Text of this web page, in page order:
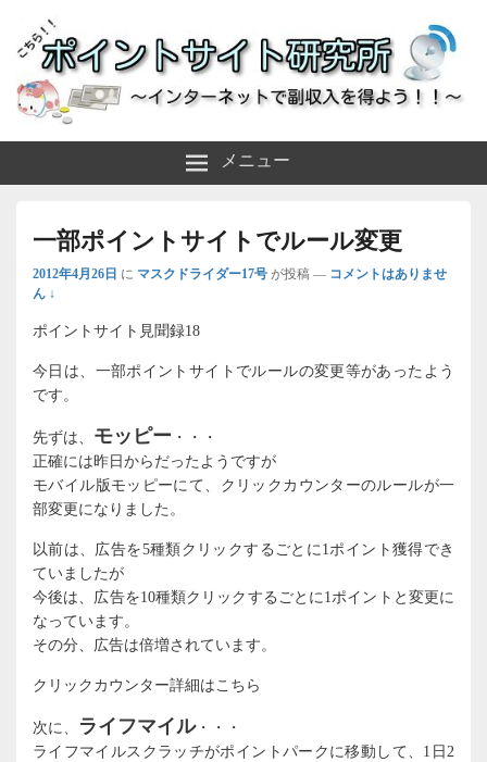
ポイントサイト研究所
メニュー
一部ポイントサイトでルール変更
2012年4月26日 に マスクドライダー17号 が投稿 — コメントはありませ
ん ↓
ポイントサイト見聞録18
今日は、一部ポイントサイトでルールの変更等があったよう
です。
先ずは、 モッピー ・・・
正確には昨日からだったようですが
モバイル版モッピーにて、クリックカウンターのルールが一
部変更になりました。
以前は、広告を5種類クリックするごとに1ポイント獲得でき
ていましたが
今後は、広告を10種類クリックするごとに1ポイントと変更に
なっています。
その分、広告は倍増されています。
クリックカウンター詳細はこちら
次に、 ライフマイル・・・
ライフマイルスクラッチがポイントパークに移動して、1日2